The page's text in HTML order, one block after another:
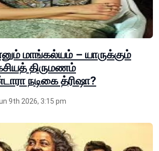
மாங்கல்யம் – யாருக்கும்
திருமணம்
நடிகை த்ரிஷா?
9th 2026, 3:15 pm